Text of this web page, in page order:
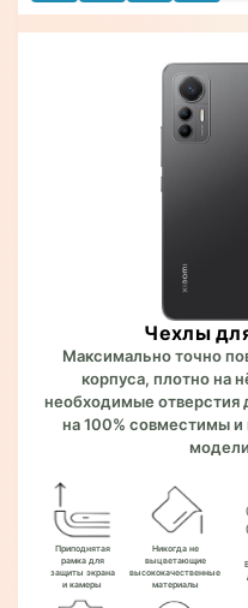
Чехлы
Максимально точно
корпуса, плотно на
необходимые отверстия
на 100% совместимы и
Приподнятая
рамка для
защиты экрана
и камеры
Никогда не
выцветающие
высококачественные
материалы